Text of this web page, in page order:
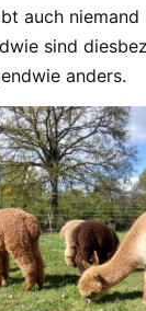
auch niemand
sind
anders.